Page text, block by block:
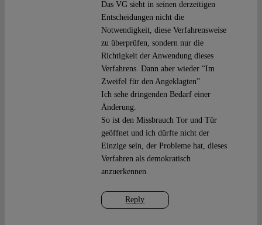
Reply
Das VG sieht in seinen derzeitigen
Entscheidungen nicht die
Notwendigkeit, diese Verfahrensweise
zu überprüfen, sondern nur die
Richtigkeit der Anwendung dieses
Verfahrens. Dann aber wieder “Im
Zweifel für den Angeklagten”
Ich sehe dringenden Bedarf einer
Änderung.
So ist den Missbrauch Tor und Tür
geöffnet und ich dürfte nicht der
Einzige sein, der Probleme hat, dieses
Verfahren als demokratisch
anzuerkennen.